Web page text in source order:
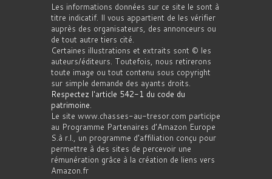
Les informations données sur ce site le sont à
titre indicatif. Il vous appartient de les vérifier
auprès des organisateurs, des annonceurs ou
de tout autre tiers cité.
Certaines illustrations et extraits sont © les
auteurs/éditeurs. Toutefois, nous retirerons
toute image ou tout contenu sous copyright
sur simple demande des ayants droits.
Respectez l'article 542-1 du code du
patrimoine.
Le site www.chasses-au-tresor.com participe
au Programme Partenaires d’Amazon Europe
S.à r.l., un programme d’affiliation conçu pour
permettre à des sites de percevoir une
rémunération grâce à la création de liens vers
Amazon.fr